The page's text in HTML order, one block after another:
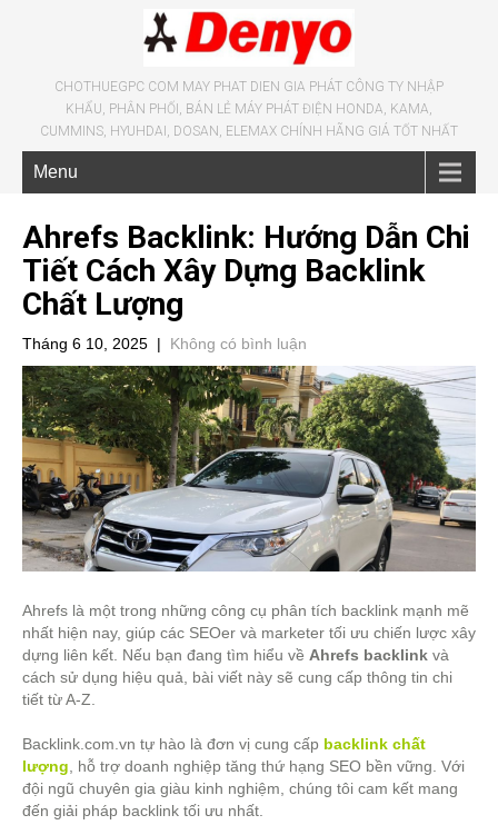
CHOTHUEGPC COM MAY PHAT DIEN GIA PHÁT CÔNG TY NHẬP
KHẨU, PHÂN PHỐI, BÁN LẺ MÁY PHÁT ĐIỆN HONDA, KAMA,
CUMMINS, HYUHDAI, DOSAN, ELEMAX CHÍNH HÃNG GIÁ TỐT NHẤT
Menu
Ahrefs Backlink: Hướng Dẫn Chi
Tiết Cách Xây Dựng Backlink
Chất Lượng
Tháng 6 10, 2025 | Không có bình luận
Ahrefs là một trong những công cụ phân tích backlink mạnh mẽ
nhất hiện nay, giúp các SEOer và marketer tối ưu chiến lược xây
dựng liên kết. Nếu bạn đang tìm hiểu về Ahrefs backlink và
cách sử dụng hiệu quả, bài viết này sẽ cung cấp thông tin chi
tiết từ A-Z.
Backlink.com.vn tự hào là đơn vị cung cấp backlink chất
lượng , hỗ trợ doanh nghiệp tăng thứ hạng SEO bền vững. Với
đội ngũ chuyên gia giàu kinh nghiệm, chúng tôi cam kết mang
đến giải pháp backlink tối ưu nhất.